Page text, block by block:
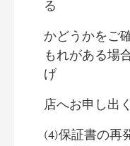
る
かどうかをご
もれがある場
げ
店へお申し出
(4)保証書の再